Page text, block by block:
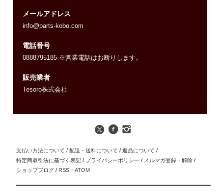
メールアドレス
info@parts-kobo.com
電話番号
0888795185 ※営業電話はお断りします。
販売業者
Tesoro株式会社
支払い方法について / 配送・送料について / 返品について /
特定商取引法に基づく表記 / プライバシーポリシー / メルマガ登録・解除 /
ショップブログ / RSS ・ATOM